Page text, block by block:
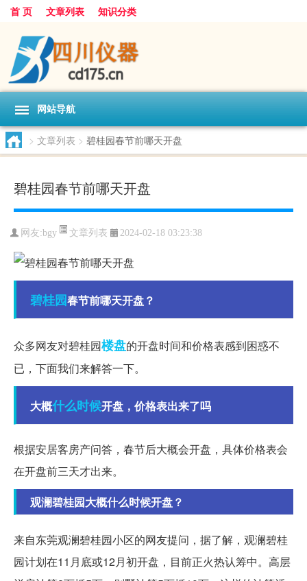
首 页 文章列表 知识分类
网站导航
> 文章列表 > 碧桂园春节前哪天开盘
碧桂园春节前哪天开盘
网友:bgy 文章列表 2024-02-18 03:23:38
碧桂园春节前哪天开盘？
众多网友对碧桂园楼盘的开盘时间和价格表感到困惑不
已，下面我们来解答一下。
大概什么时候开盘，价格表出来了吗
根据安居客房产问答，春节后大概会开盘，具体价格表会
在开盘前三天才出来。
观澜碧桂园大概什么时候开盘？
来自东莞观澜碧桂园小区的网友提问，据了解，观澜碧桂
园计划在11月底或12月初开盘，目前正火热认筹中。高层